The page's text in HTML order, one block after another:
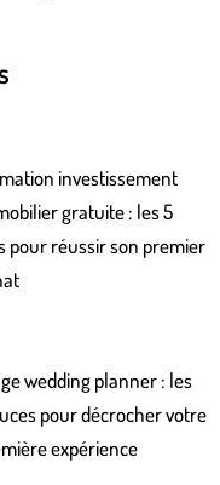
investissement
gratuite : les 5
pour réussir son premier
wedding planner : les
pour décrocher votre
expérience